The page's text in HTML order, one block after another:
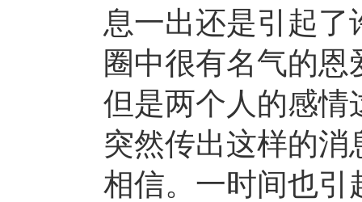
息一出还是引起
圈中很有名气的
但是两个人的感情
突然传出这样的
相信。一时间也引